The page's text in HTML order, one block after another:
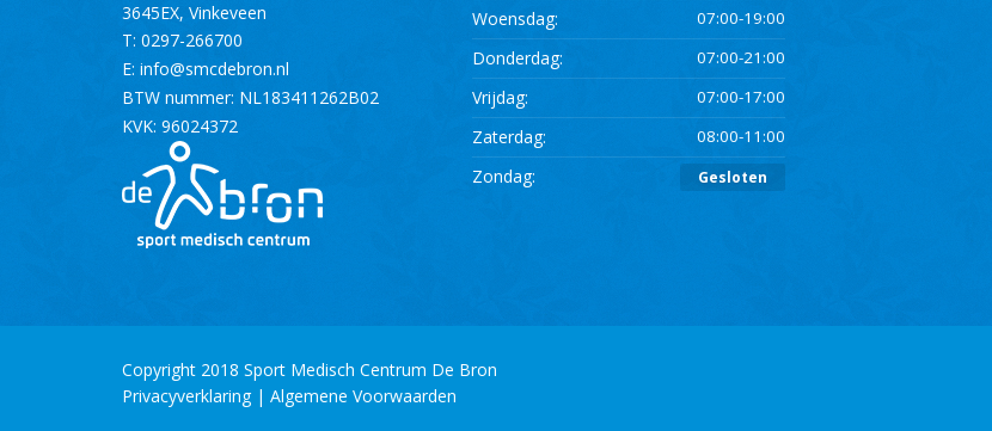
3645EX, Vinkeveen
T: 0297-266700
E: info@smcdebron.nl
BTW nummer: NL183411262B02
KVK: 96024372
Woensdag: 07:00-19:00
Donderdag: 07:00-21:00
Vrijdag: 07:00-17:00
Zaterdag: 08:00-11:00
Zondag: Gesloten
Copyright 2018 Sport Medisch Centrum De Bron
Privacyverklaring| Algemene Voorwaarden